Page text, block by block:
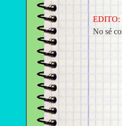
EDITO:
No sé